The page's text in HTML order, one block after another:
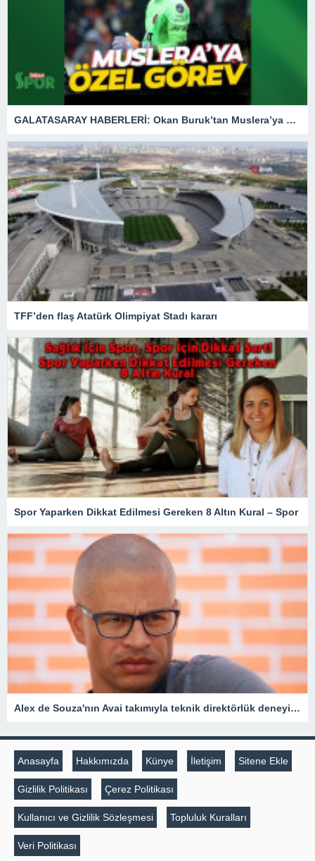
GALATASARAY HABERLERİ: Okan Buruk’tan Muslera’ya özel görev
TFF’den flaş Atatürk Olimpiyat Stadı kararı
Spor Yaparken Dikkat Edilmesi Gereken 8 Altın Kural – Spor
Alex de Souza'nın Avai takımıyla teknik direktörlük deneyimi kısa sürdü
Anasayfa Hakkımızda Künye İletişim Sitene Ekle
Gizlilik Politikası Çerez Politikası
Kullanıcı ve Gizlilik Sözleşmesi Topluluk Kuralları
Veri Politikası